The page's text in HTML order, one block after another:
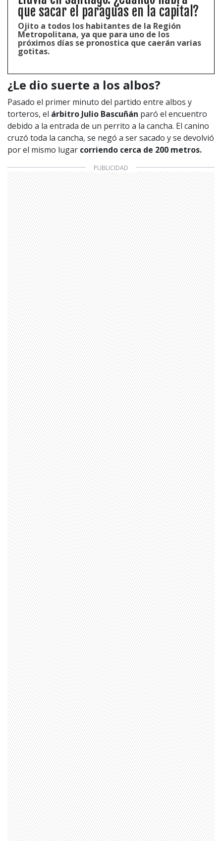
que sacar el paraguas en la capital?
Ojito a todos los habitantes de la Región
Metropolitana, ya que para uno de los
próximos días se pronostica que caerán varias
gotitas.
¿Le dio suerte a los albos?
Pasado el primer minuto del partido entre albos y
torteros, el árbitro Julio Bascuñán paró el encuentro
debido a la entrada de un perrito a la cancha. El canino
cruzó toda la cancha, se negó a ser sacado y se devolvió
por el mismo lugar corriendo cerca de 200 metros.